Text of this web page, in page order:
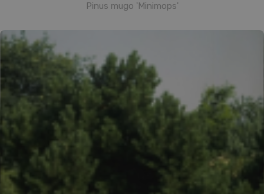
Pinus mugo 'Minimops'